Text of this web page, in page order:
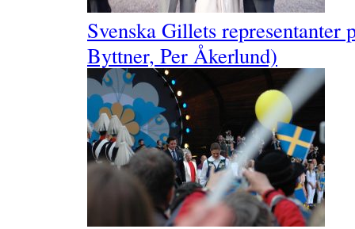
Svenska Gillets
Byttner, Per Åkerlund)